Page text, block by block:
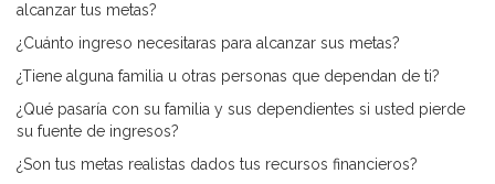
alcanzar tus metas?
¿Cuánto ingreso necesitaras para alcanzar sus metas?
¿Tiene alguna familia u otras personas que dependan de ti?
¿Qué pasaría con su familia y sus dependientes si usted pierde
su fuente de ingresos?
¿Son tus metas realistas dados tus recursos financieros?